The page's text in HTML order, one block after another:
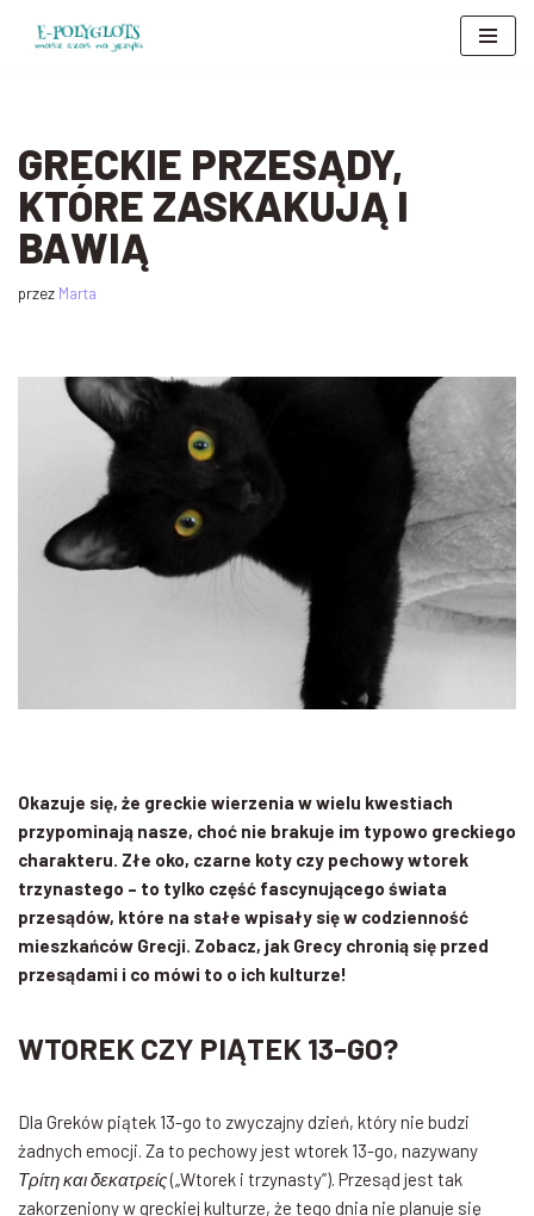
GRECKIE PRZESĄDY,
KTÓRE ZASKAKUJĄ I
BAWIĄ
przez Marta
Okazuje się, że greckie wierzenia w wielu kwestiach
przypominają nasze, choć nie brakuje im typowo greckiego
charakteru. Złe oko, czarne koty czy pechowy wtorek
trzynastego – to tylko część fascynującego świata
przesądów, które na stałe wpisały się w codzienność
mieszkańców Grecji. Zobacz, jak Grecy chronią się przed
przesądami i co mówi to o ich kulturze!
WTOREK CZY PIĄTEK 13-GO?
Dla Greków piątek 13-go to zwyczajny dzień, który nie budzi
żadnych emocji. Za to pechowy jest wtorek 13-go, nazywany
Τρίτη και δεκατρείς(„Wtorek i trzynasty”). Przesąd jest tak
zakorzeniony w greckiej kulturze, że tego dnia nie planuje się